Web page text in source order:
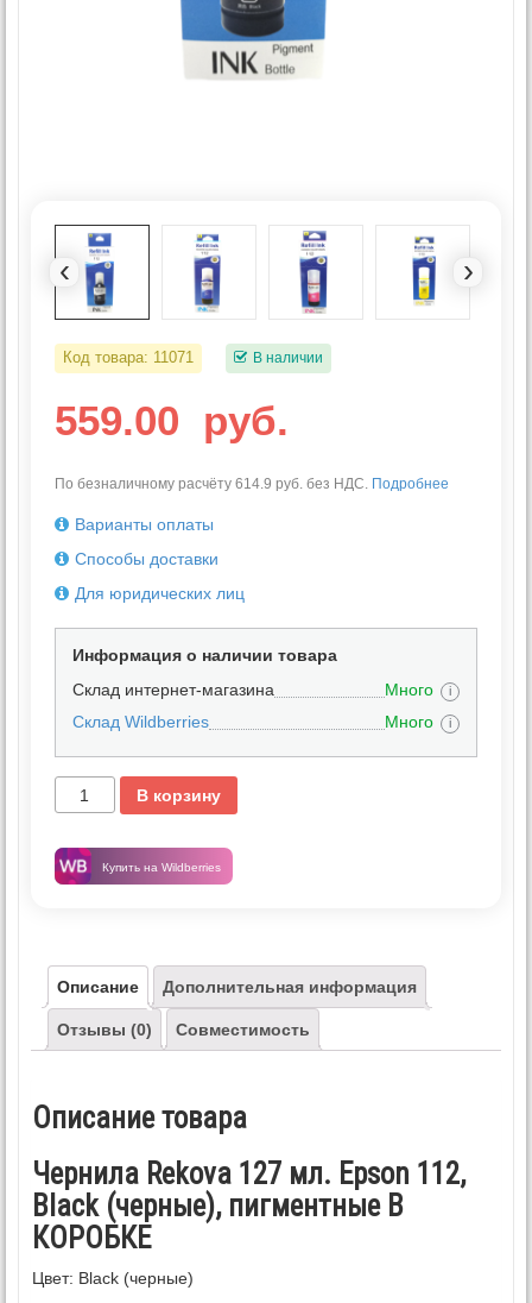
‹ ›
Код товара: 11071 В наличии
559.00 руб.
По безналичному расчёту 614.9 руб. без НДС. Подробнее
Варианты оплаты
Способы доставки
Для юридических лиц
Информация о наличии товара
Склад интернет-магазина
Много i
Склад Wildberries Много i
В корзину
Купить на Wildberries
Описание Дополнительная информация
Отзывы (0) Совместимость
Описание товара
Чернила Rekova 127 мл. Epson 112,
Black (черные), пигментные В
КОРОБКЕ
Цвет: Black (черные)